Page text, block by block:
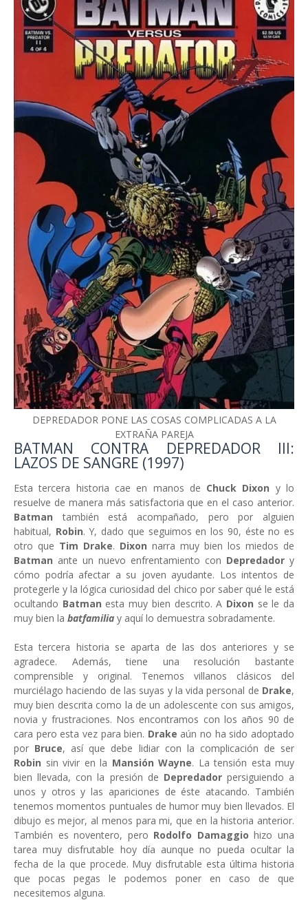
DEPREDADOR PONE LAS COSAS COMPLICADAS A LA
EXTRAÑA PAREJA
BATMAN CONTRA DEPREDADOR III:
LAZOS DE SANGRE (1997)
Esta tercera historia cae en manos de Chuck Dixon y lo
resuelve de manera más satisfactoria que en el caso anterior.
Batman también está acompañado, pero por alguien
habitual, Robin. Y, dado que seguimos en los 90, éste no es
otro que Tim Drake. Dixon narra muy bien los miedos de
Batman ante un nuevo enfrentamiento con Depredador y
cómo podría afectar a su joven ayudante. Los intentos de
protegerle y la lógica curiosidad del chico por saber qué le está
ocultando Batman esta muy bien descrito. A Dixon se le da
muy bien la batfamilia y aquí lo demuestra sobradamente.
Esta tercera historia se aparta de las dos anteriores y se
agradece. Además, tiene una resolución bastante
comprensible y original. Tenemos villanos clásicos del
murciélago haciendo de las suyas y la vida personal de Drake,
muy bien descrita como la de un adolescente con sus amigos,
novia y frustraciones. Nos encontramos con los años 90 de
cara pero esta vez para bien. Drake aún no ha sido adoptado
por Bruce, así que debe lidiar con la complicación de ser
Robin sin vivir en la Mansión Wayne. La tensión esta muy
bien llevada, con la presión de Depredador persiguiendo a
unos y otros y las apariciones de éste atacando. También
tenemos momentos puntuales de humor muy bien llevados. El
dibujo es mejor, al menos para mi, que en la historia anterior.
También es noventero, pero Rodolfo Damaggiohizo una
tarea muy disfrutable hoy día aunque no pueda ocultar la
fecha de la que procede. Muy disfrutable esta última historia
que pocas pegas le podemos poner en caso de que
necesitemos alguna.